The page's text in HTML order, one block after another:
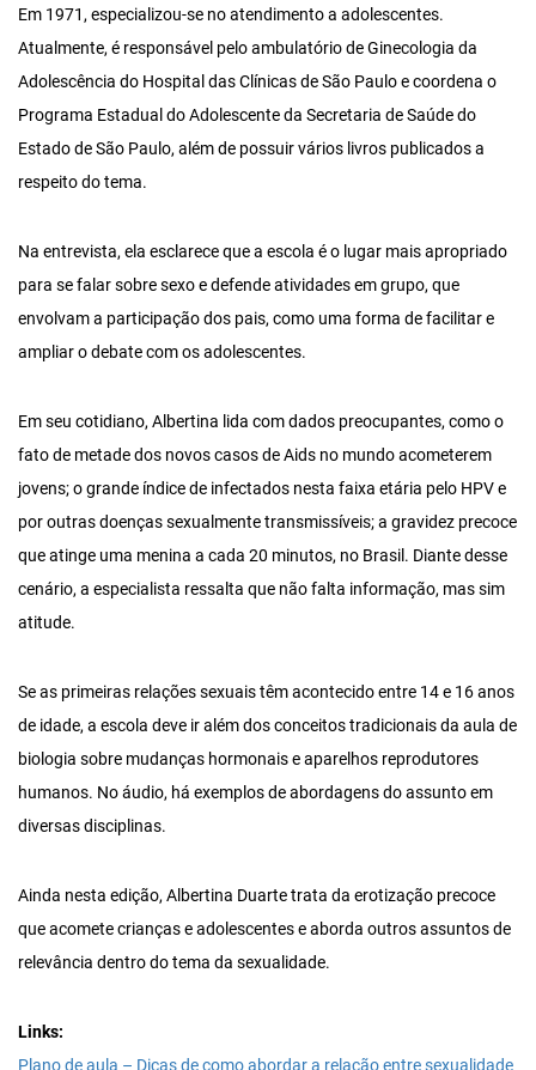
Em 1971, especializou-se no atendimento a adolescentes.
Atualmente, é responsável pelo ambulatório de Ginecologia da
Adolescência do Hospital das Clínicas de São Paulo e coordena o
Programa Estadual do Adolescente da Secretaria de Saúde do
Estado de São Paulo, além de possuir vários livros publicados a
respeito do tema.
Na entrevista, ela esclarece que a escola é o lugar mais apropriado
para se falar sobre sexo e defende atividades em grupo, que
envolvam a participação dos pais, como uma forma de facilitar e
ampliar o debate com os adolescentes.
Em seu cotidiano, Albertina lida com dados preocupantes, como o
fato de metade dos novos casos de Aids no mundo acometerem
jovens; o grande índice de infectados nesta faixa etária pelo HPV e
por outras doenças sexualmente transmissíveis; a gravidez precoce
que atinge uma menina a cada 20 minutos, no Brasil. Diante desse
cenário, a especialista ressalta que não falta informação, mas sim
atitude.
Se as primeiras relações sexuais têm acontecido entre 14 e 16 anos
de idade, a escola deve ir além dos conceitos tradicionais da aula de
biologia sobre mudanças hormonais e aparelhos reprodutores
humanos. No áudio, há exemplos de abordagens do assunto em
diversas disciplinas.
Ainda nesta edição, Albertina Duarte trata da erotização precoce
que acomete crianças e adolescentes e aborda outros assuntos de
relevância dentro do tema da sexualidade.
Links: